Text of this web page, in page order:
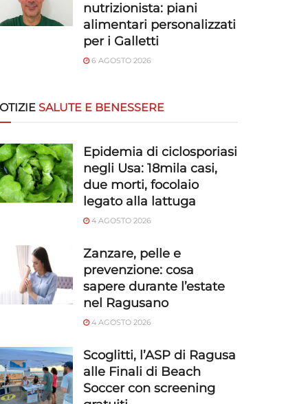
nutrizionista: piani
alimentari personalizzati
per i Galletti
6 AGOSTO 2026
SALUTE E BENESSERE
Epidemia di ciclosporiasi
negli Usa: 18mila casi,
due morti, focolaio
legato alla lattuga
4 AGOSTO 2026
Zanzare, pelle e
prevenzione: cosa
sapere durante l’estate
nel Ragusano
4 AGOSTO 2026
Scoglitti, l’ASP di Ragusa
alle Finali di Beach
Soccer con screening